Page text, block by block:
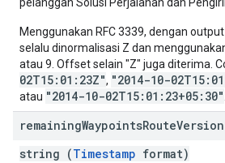
Menggunakan RFC 3339, dengan
selalu dinormalisasi Z dan
atau 9. Offset selain "Z" juga diterima.
02T15:01:23Z", "2014-10-
atau "2014-10-02T15:01:23+05:30"
remainingWaypointsRouteVersion
string (Timestamp format)